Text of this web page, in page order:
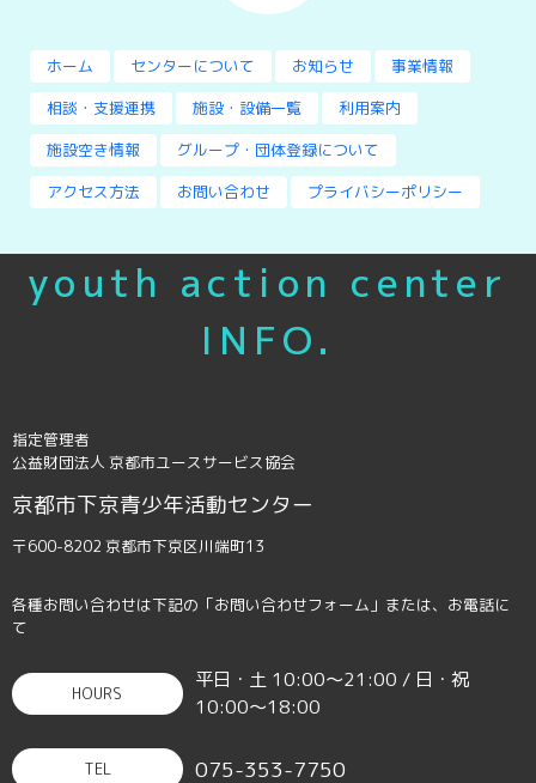
ホーム センターについて お知らせ
事業情報
相談・支援連携
施設・設備一覧
利用案内
施設空き情報
グループ・団体登録について
アクセス方法
お問い合わせ プライバシーポリシー
youth action center
INFO.
指定管理者
公益財団法人 京都市ユースサービス協会
京都市下京青少年活動センター
〒600-8202 京都市下京区川端町13
各種お問い合わせは下記の「お問い合わせフォーム」または、お電話に
て
HOURS
平日・土 10:00〜21:00 / 日・祝
10:00〜18:00
TEL 075-353-7750